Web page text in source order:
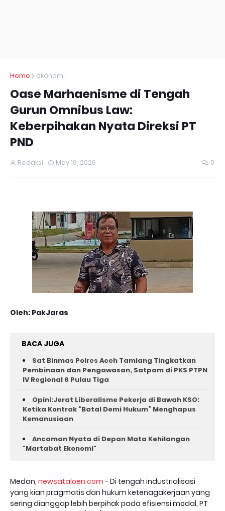
Home ekonomi
Oase Marhaenisme di Tengah
Gurun Omnibus Law:
Keberpihakan Nyata Direksi PT
PND
Redaksi May 19, 2026 0
Oleh: PakJaras
BACA JUGA
Sat Binmas Polres Aceh Tamiang Tingkatkan
Pembinaan dan Pengawasan, Satpam di PKS PTPN
IV Regional 6 Pulau Tiga
Opini:Jerat Liberalisme Pekerja di Bawah KSO:
Ketika Kontrak “Batal Demi Hukum” Menghapus
Kemanusiaan
Ancaman Nyata di Depan Mata Kehilangan
"Martabat Ekonomi"
Medan, newsataloen.com - Di tengah industrialisasi
yang kian pragmatis dan hukum ketenagakerjaan yang
sering dianggap lebih berpihak pada efisiensi modal, PT